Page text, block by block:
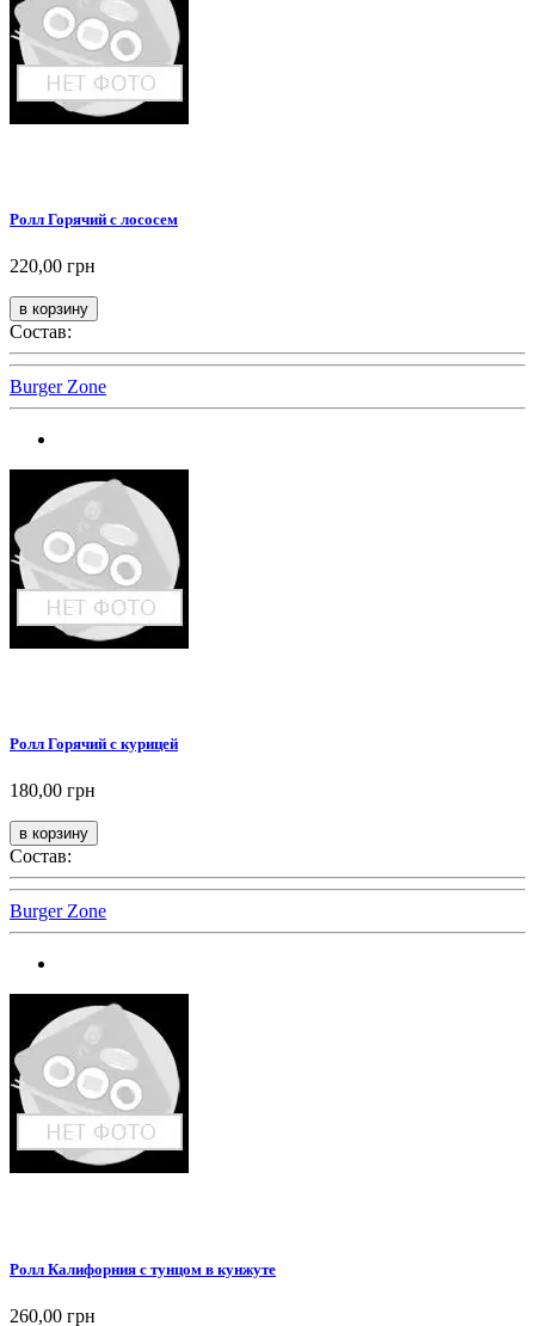
Ролл Горячий с лососем
220,00 грн
Состав:
Burger Zone
Ролл Горячий с курицей
180,00 грн
Состав:
Burger Zone
Ролл Калифорния с тунцом в кунжуте
260,00 грн